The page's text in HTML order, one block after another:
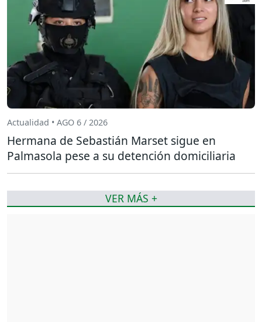
Actualidad • AGO 6 / 2026
Hermana de Sebastián Marset sigue en
Palmasola pese a su detención domiciliaria
VER MÁS +